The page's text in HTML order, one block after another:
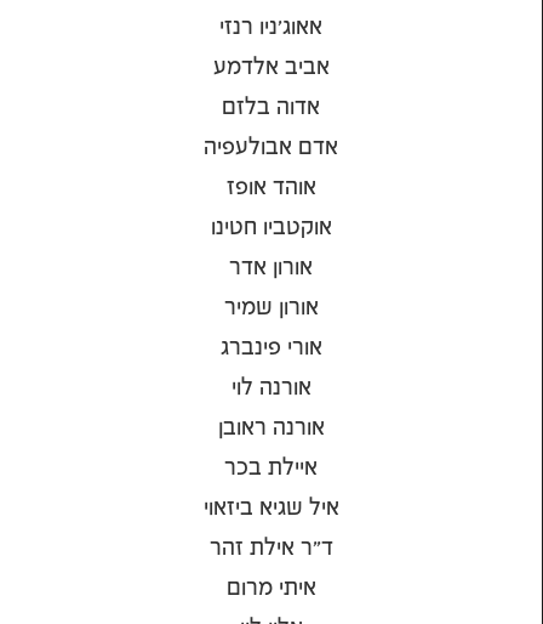
אאוג'ניו רנזי
אביב אלדמע
אדוה בלזם
אדם אבולעפיה
אוהד אופז
אוקטביו חטינו
אורון אדר
אורון שמיר
אורי פינברג
אורנה לוי
אורנה ראובן
איילת בכר
איל שגיא ביזאוי
ד"ר אילת זהר
איתי מרום